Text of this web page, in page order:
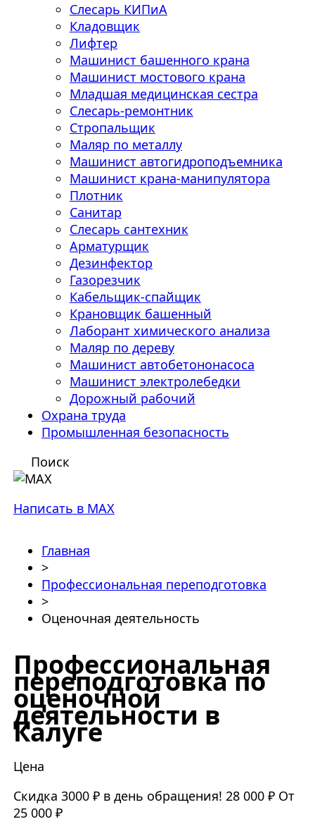
Слесарь КИПиА
Кладовщик
Лифтер
Машинист башенного крана
Машинист мостового крана
Младшая медицинская сестра
Слесарь-ремонтник
Стропальщик
Маляр по металлу
Машинист автогидроподъемника
Машинист крана-манипулятора
Плотник
Санитар
Слесарь сантехник
Арматурщик
Дезинфектор
Газорезчик
Кабельщик-спайщик
Крановщик башенный
Лаборант химического анализа
Маляр по дереву
Машинист автобетононасоса
Машинист электролебедки
Дорожный рабочий
Охрана труда
Промышленная безопасность
Поиск
Написать в MAX
Главная
>
Профессиональная переподготовка
>
Оценочная деятельность
Профессиональная
переподготовка по
оценочной
деятельности в
Калуге
Цена
Скидка 3000 ₽ в день обращения! 28 000 ₽ От
25 000 ₽